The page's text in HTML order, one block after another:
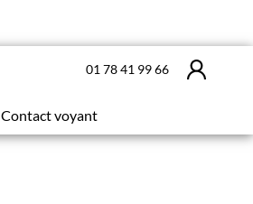
01 78 41 99 66
Contact voyant